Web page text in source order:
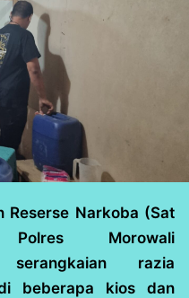
Reserse Narkoba (Sat
Polres Morowali
serangkaian razia
beberapa kios dan